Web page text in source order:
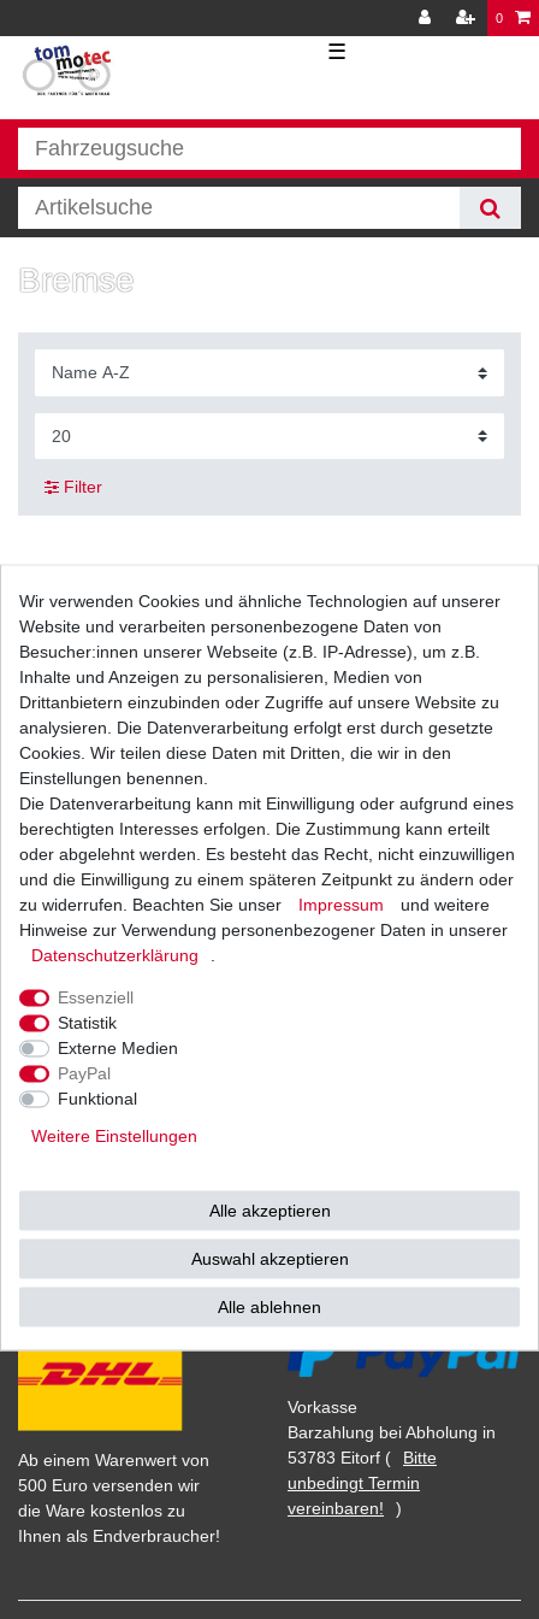
0
☰
Bremse
Filter
Bremsbeläge EBC FA 063 FA063 Standard
Bremsklötze Suzuki
UVP 33,08 € 22,64 € *
| 22,64 € / Satz
inkl. ges. MwSt. Versandkosten
Bremsbeläge EBC FA 63 HH FA63HH FA 063 HH
FA063HH Sinter Bremsklötze
UVP 47,84 € 32,74 € *
1 Satz | 32,74 € / Satz
inkl. ges. MwSt. zzgl.
Ab einem Warenwert von
500 Euro versenden wir
die Ware kostenlos zu
Ihnen als Endverbraucher!
Bezahlarten
Vorkasse
Barzahlung bei Abholung in
53783 Eitorf (
Bitte
unbedingt Termin
vereinbaren!
)
Wir verwenden Cookies und ähnliche Technologien auf unserer
Website und verarbeiten personenbezogene Daten von
Besucher:innen unserer Webseite (z.B. IP-Adresse), um z.B.
Inhalte und Anzeigen zu personalisieren, Medien von
Drittanbietern einzubinden oder Zugriffe auf unsere Website zu
analysieren. Die Datenverarbeitung erfolgt erst durch gesetzte
Cookies. Wir teilen diese Daten mit Dritten, die wir in den
Einstellungen benennen.
Die Datenverarbeitung kann mit Einwilligung oder aufgrund eines
berechtigten Interesses erfolgen. Die Zustimmung kann erteilt
oder abgelehnt werden. Es besteht das Recht, nicht einzuwilligen
und die Einwilligung zu einem späteren Zeitpunkt zu ändern oder
zu widerrufen. Beachten Sie unser
Impressum
und weitere
Hinweise zur Verwendung personenbezogener Daten in unserer
Daten­schutz­erklärung
Essenziell
Statistik
Externe Medien
PayPal
Funktional
Weitere Einstellungen
Alle akzeptieren
Auswahl akzeptieren
Alle ablehnen